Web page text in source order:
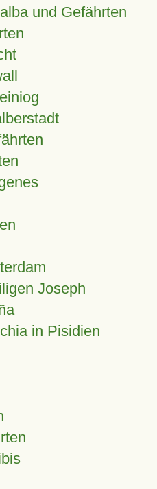
und Gefährten
Joseph
in Pisidien